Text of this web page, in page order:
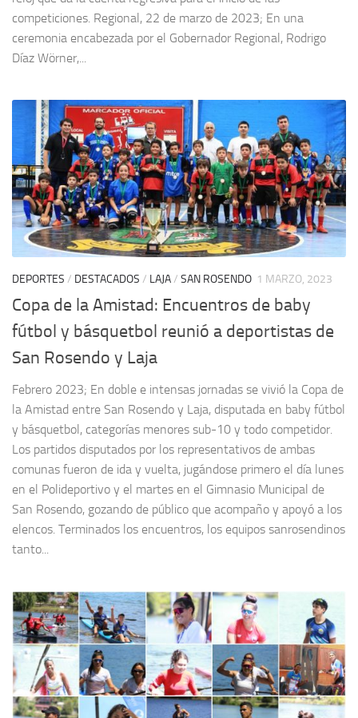
competiciones. Regional, 22 de marzo de 2023; En una
ceremonia encabezada por el Gobernador Regional, Rodrigo
Díaz Wörner,...
DEPORTES / DESTACADOS / LAJA/ SAN ROSENDO 1 MARZO, 2023
Copa de la Amistad: Encuentros de baby
fútbol y básquetbol reunió a deportistas de
San Rosendo y Laja
Febrero 2023; En doble e intensas jornadas se vivió la Copa de
la Amistad entre San Rosendo y Laja, disputada en baby fútbol
y básquetbol, categorías menores sub-10 y todo competidor.
Los partidos disputados por los representativos de ambas
comunas fueron de ida y vuelta, jugándose primero el día lunes
en el Polideportivo y el martes en el Gimnasio Municipal de
San Rosendo, gozando de público que acompaño y apoyó a los
elencos. Terminados los encuentros, los equipos sanrosendinos
tanto...